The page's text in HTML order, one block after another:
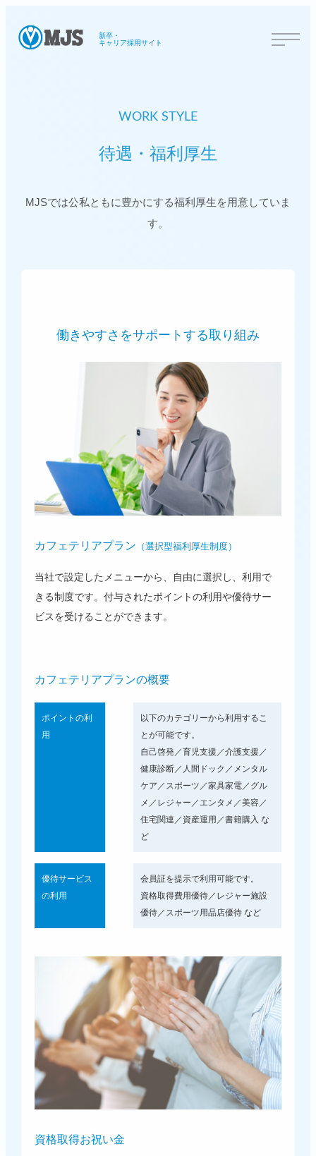
新卒・
キャリア採用サイト
WORK STYLE
待遇・福利厚生
MJSでは公私ともに豊かにする福利厚生を用意していま
す。
働きやすさをサポートする取り組み
カフェテリアプラン （選択型福利厚生制度）
当社で設定したメニューから、自由に選択し、利用で
きる制度です。付与されたポイントの利用や優待サー
ビスを受けることができます。
カフェテリアプランの概要
ポイントの利
用
以下のカテゴリーから利用するこ
とが可能です。
自己啓発／育児支援／介護支援／
健康診断／人間ドック／メンタル
ケア／スポーツ／家具家電／グル
メ／レジャー／エンタメ／美容／
住宅関連／資産運用／書籍購入 な
ど
優待サービス
の利用
会員証を提示で利用可能です。
資格取得費用優待／レジャー施設
優待／スポーツ用品店優待 など
資格取得お祝い金